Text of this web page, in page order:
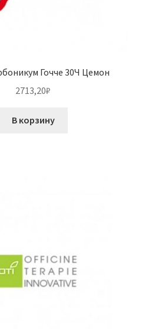
Гочче 30Ч Цемон
2713,20₽
В корзину